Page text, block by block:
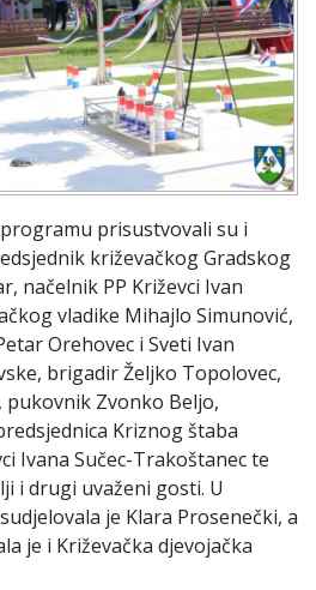
prisustvovali su i
križevačkog Gradskog
načelnik PP Križevci Ivan
vladike Mihajlo Simunović,
Orehovec i Sveti Ivan
brigadir Željko Topolovec,
Zvonko Beljo,
Kriznog štaba
Ivana Sučec-Trakoštanec te
i drugi uvaženi gosti. U
je Klara Prosenečki, a
je i Križevačka djevojačka